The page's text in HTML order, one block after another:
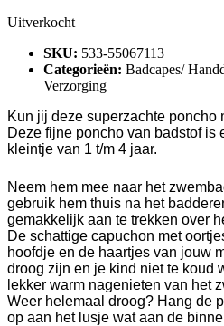
Uitverkocht
SKU: 533-55067113
Categorieën: Badcapes/
Verzorging
Kun jij deze superzachte poncho
Deze fijne poncho van badstof is
kleintje van 1 t/m 4 jaar.
Neem hem mee naar het
gebruik hem thuis na het
gemakkelijk aan te trekken over
De schattige capuchon met
hoofdje en de haartjes van jouw
droog zijn en je kind niet te koud
lekker warm nagenieten van het
Weer helemaal droog? Hang de
op aan het lusje wat aan de